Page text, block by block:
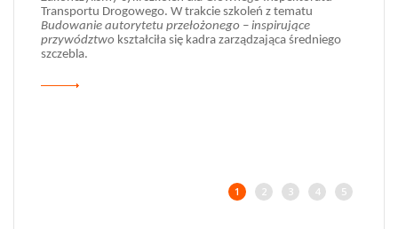
Transportu Drogowego. W trakcie szkoleń z tematu
Budowanie autorytetu przełożonego – inspirujące
przywództwo kształciła się kadra zarządzająca średniego
szczebla.
13 czerwca 2013 w Warszawie, na zaproszenie serwisu
1 2 3 4 5